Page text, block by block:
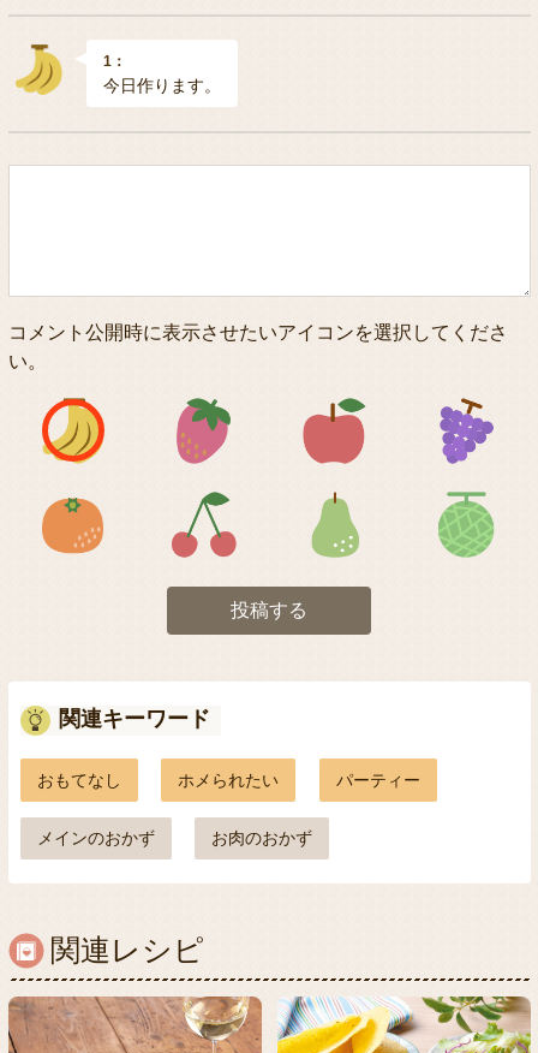
1：
今日作ります。
コメント公開時に表示させたいアイコンを選択してくださ
い。
アイコン1 アイコン2 アイコン3
アイコン5 アイコン6 アイコン7
投稿する
関連キーワード
おもてなし ホメられたい パーティー
メインのおかず お肉のおかず
関連レシピ